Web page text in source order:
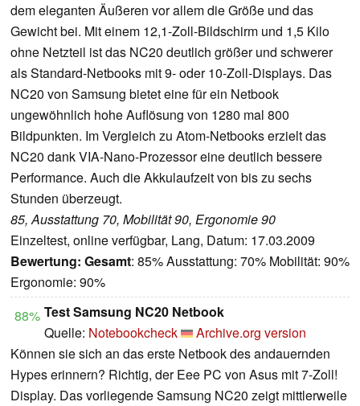
dem eleganten Äußeren vor allem die Größe und das
Gewicht bei. Mit einem 12,1-Zoll-Bildschirm und 1,5 Kilo
ohne Netzteil ist das NC20 deutlich größer und schwerer
als Standard-Netbooks mit 9- oder 10-Zoll-Displays. Das
NC20 von Samsung bietet eine für ein Netbook
ungewöhnlich hohe Auflösung von 1280 mal 800
Bildpunkten. Im Vergleich zu Atom-Netbooks erzielt das
NC20 dank VIA-Nano-Prozessor eine deutlich bessere
Performance. Auch die Akkulaufzeit von bis zu sechs
Stunden überzeugt.
85, Ausstattung 70, Mobilität 90, Ergonomie 90
Einzeltest, online verfügbar, Lang, Datum: 17.03.2009
Bewertung: Gesamt: 85% Ausstattung: 70% Mobilität: 90%
Ergonomie: 90%
88% Test Samsung NC20 Netbook
Quelle: Notebookcheck
Archive.org version
Können sie sich an das erste Netbook des andauernden
Hypes erinnern? Richtig, der Eee PC von Asus mit 7-Zoll!
Display. Das vorliegende Samsung NC20 zeigt mittlerweile